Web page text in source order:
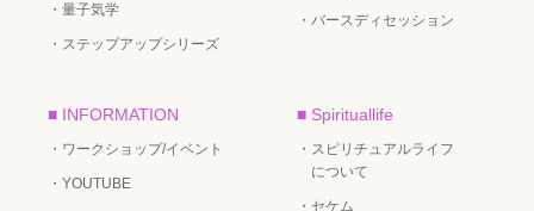
・量子気学
・ステップアップシリーズ
・バースディセッション
■ INFORMATION
・ワークショップ/イベント
・YOUTUBE
■ Spirituallife
・スピリチュアルライフ
について
・セケム